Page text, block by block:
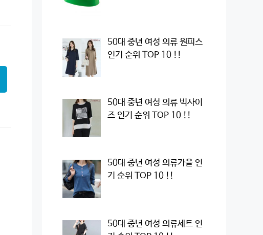
50대 중년 여성 의류 원피스
인기 순위 TOP 10 !!
50대 중년 여성 의류 빅사이
즈 인기 순위 TOP 10 !!
50대 중년 여성 의류가을 인
기 순위 TOP 10 !!
50대 중년 여성 의류세트 인